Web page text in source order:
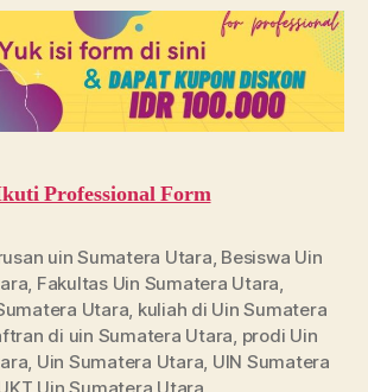
Professional Form
uin Sumatera Utara, Besiswa Uin
, Fakultas Uin Sumatera Utara,
Utara, kuliah di Uin Sumatera
di uin Sumatera Utara, prodi Uin
, Uin Sumatera Utara, UIN Sumatera